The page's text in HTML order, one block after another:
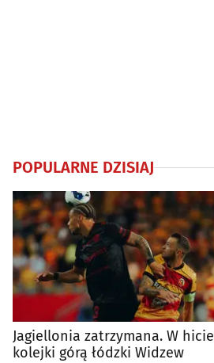
POPULARNE DZISIAJ
Jagiellonia zatrzymana. W hicie
kolejki górą łódzki Widzew